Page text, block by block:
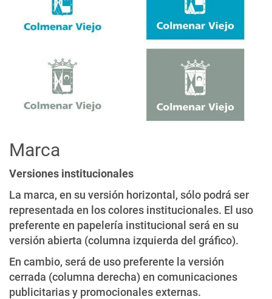
Marca
Versiones institucionales
La marca, en su versión horizontal, sólo podrá ser
representada en los colores institucionales. El uso
preferente en papelería institucional será en su
versión abierta (columna izquierda del gráfico).
En cambio, será de uso preferente la versión
cerrada (columna derecha) en comunicaciones
publicitarias y promocionales externas.